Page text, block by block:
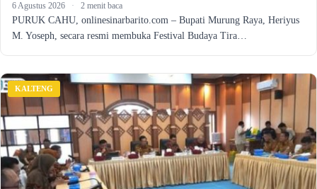
6 Agustus 2026 · 2 menit baca
PURUK CAHU, onlinesinarbarito.com – Bupati Murung Raya, Heriyus
M. Yoseph, secara resmi membuka Festival Budaya Tira…
KALTENG